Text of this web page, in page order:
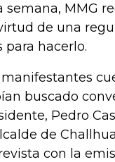
semana, MMG
de una
para hacerlo.
manifestantes
buscado
Pedro
de
con la